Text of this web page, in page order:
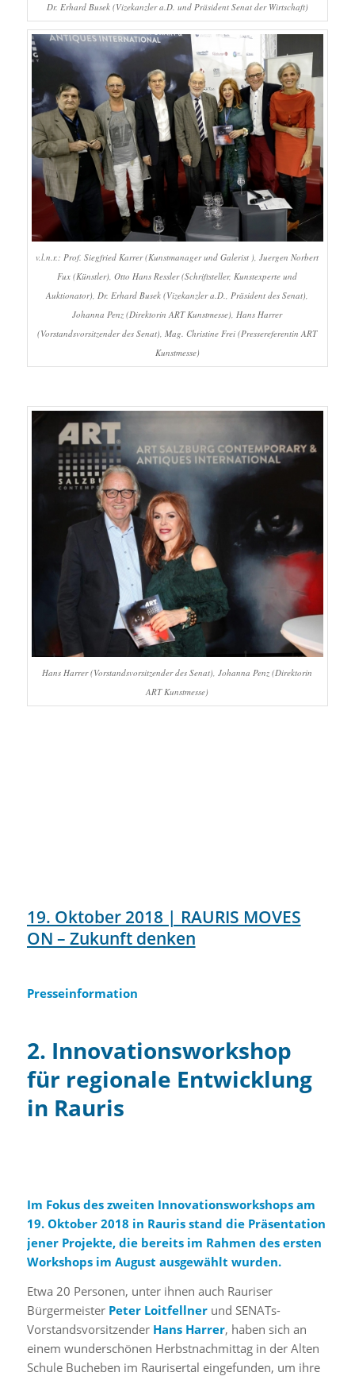
Dr. Erhard Busek (Vizekanzler a.D. und Präsident Senat der Wirtschaft)
v.l.n.r.: Prof. Siegfried Karrer (Kunstmanager und Galerist ), Juergen Norbert
Fux (Künstler), Otto Hans Ressler (Schriftsteller, Kunstexperte und
Auktionator), Dr. Erhard Busek (Vizekanzler a.D., Präsident des Senat),
Johanna Penz (Direktorin ART Kunstmesse), Hans Harrer
(Vorstandsvorsitzender des Senat), Mag. Christine Frei (Pressereferentin ART
Kunstmesse)
Hans Harrer (Vorstandsvorsitzender des Senat), Johanna Penz (Direktorin
ART Kunstmesse)
19. Oktober 2018 | RAURIS MOVES
ON – Zukunft denken
Presseinformation
2. Innovationsworkshop
für regionale Entwicklung
in Rauris
Im Fokus des zweiten Innovationsworkshops am
19. Oktober 2018 in Rauris stand die Präsentation
jener Projekte, die bereits im Rahmen des ersten
Workshops im August ausgewählt wurden.
Etwa 20 Personen, unter ihnen auch Rauriser
Bürgermeister Peter Loitfellnerund SENATs-
Vorstandsvorsitzender Hans Harrer, haben sich an
einem wunderschönen Herbstnachmittag in der Alten
Schule Bucheben im Raurisertal eingefunden, um ihre